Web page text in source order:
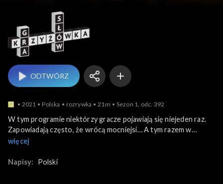
ODTWÓRZ
2021 Polska rozrywka 21m Sezon 1, odc. 392
W tym programie niektórzy gracze pojawiają się niejeden raz.
Zapowiadają często, że wrócą mocniejsi… A tym razem w
rywalizacji uczestniczyli: Ewa, programistka z Łodzi, od roku
pracownik agencji ruchu lotniczego, Andrzej z Krakowa,
więcej
Napisy: Polski